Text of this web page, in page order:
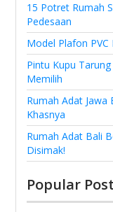
15 Potret Rumah
Pedesaan
Model Plafon
Pintu Kupu
Memilih
Rumah Adat Jawa
Khasnya
Rumah Adat Bali
Disimak!
Popular Post